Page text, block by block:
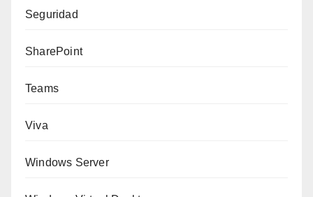
Seguridad
SharePoint
Teams
Viva
Windows Server